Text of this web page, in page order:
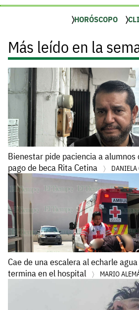
HORÓSCOPO
Más leído en la
Bienestar pide paciencia a alumnos
pago de beca Rita Cetina
DANIELA
Cae de una escalera al echarle
termina en el hospital
MARIO